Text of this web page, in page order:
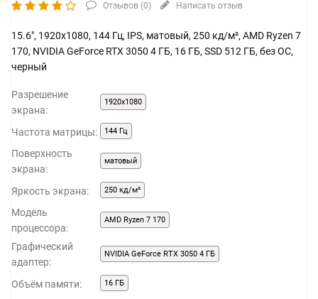
Отзывов (0) Написать отзыв
15.6", 1920x1080, 144 Гц, IPS, матовый, 250 кд/м², AMD Ryzen 7
170, NVIDIA GeForce RTX 3050 4 ГБ, 16 ГБ, SSD 512 ГБ, без ОС,
черный
Разрешение
экрана:
1920x1080
Частота матрицы: 144 Гц
Поверхность
экрана:
матовый
Яркость экрана: 250 кд/м²
Модель
процессора:
AMD Ryzen 7 170
Графический
адаптер:
NVIDIA GeForce RTX 3050 4 ГБ
Объём памяти: 16 ГБ